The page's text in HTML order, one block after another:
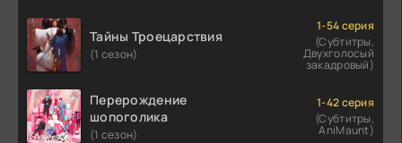
Тайны Троецарствия
(1 сезон)
1-54 серия
(Субтитры,
Двухголосый
закадровый)
Перерождение
шопоголика
(1 сезон)
1-42 серия
(Субтитры,
AniMaunt)